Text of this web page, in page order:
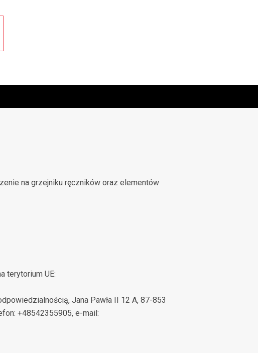
na grzejniku ręczników oraz elementów
terytorium UE:
Jana Pawła II 12 A, 87-853
+48542355905, e-mail: